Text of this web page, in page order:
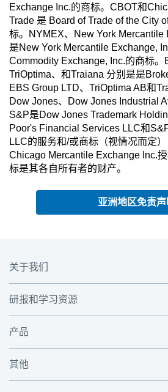
Exchange Inc.的商标。CBOT和
Trade 是 Board of Trade of the City
标。NYMEX、New York Mercantile
是New York Mercantile Exchange,
Commodity Exchange, Inc.的商标。
TriOptima、和Traiana 分别是是
EBS Group LTD、TriOptima AB和
Dow Jones、Dow Jones Industrial
S&P是Dow Jones Trademark
Poor's Financial Services LLC和
LLC的服务和/或商标（视情况而定
Chicago Mercantile Exchange Inc.
标是其各自所有者的财产。
亚洲地区免责声
关于我们
研报和学习资源
产品
其他